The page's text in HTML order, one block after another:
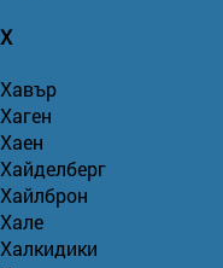
Х
Хавър
Хаген
Хаен
Хайделберг
Хайлброн
Хале
Халкидики